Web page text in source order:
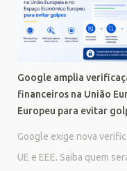
Google amplia
financeiros na União
Europeu para evitar
Google exige nova
UE e EEE. Saiba quem